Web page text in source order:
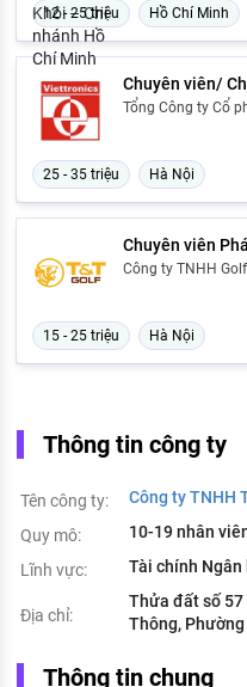
12 - 25 triệu Hồ Chí Minh
Chuyên viên/
Tổng Công ty Cổ
25 - 35 triệu Hà Nội
Chuyên viên
Công ty TNHH
15 - 25 triệu Hà Nội
Thông tin công ty
Tên công ty:
Công ty TNHH
Quy mô:
10-19 nhân
Lĩnh vực:
Tài chính Ngân
Địa chỉ:
Thửa đất số
Thông,
Thông tin chung